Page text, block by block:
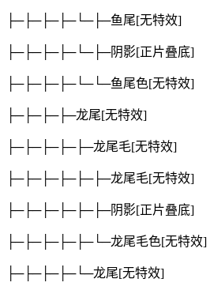
├─├─├─├─└─├─鱼尾[无特效]
├─├─├─├─└─├─阴影[正片叠底]
├─├─├─├─└─└─鱼尾色[无特效]
├─├─├─├─龙尾[无特效]
├─├─├─├─├─龙尾毛[无特效]
├─├─├─├─├─├─龙尾毛[无特效]
├─├─├─├─├─├─阴影[正片叠底]
├─├─├─├─├─└─龙尾毛色[无特效]
├─├─├─├─└─龙尾[无特效]